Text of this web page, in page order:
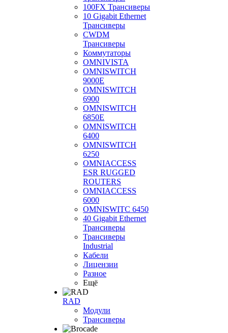
100FX Трансиверы
10 Gigabit Ethernet
Трансиверы
CWDM
Трансиверы
Коммутаторы
OMNIVISTA
OMNISWITCH
9000E
OMNISWITCH
6900
OMNISWITCH
6850E
OMNISWITCH
6400
OMNISWITCH
6250
OMNIACCESS
ESR RUGGED
ROUTERS
OMNIACCESS
6000
OMNISWITC 6450
40 Gigabit Ethernet
Трансиверы
Трансиверы
Industrial
Кабели
Лицензии
Разное
Ещё
RAD
Модули
Трансиверы